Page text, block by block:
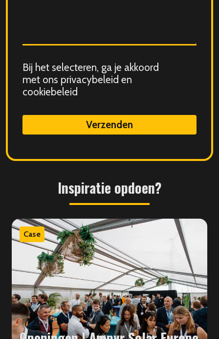
Consent
for
storing
data
Bij het selecteren, ga je akkoord
met ons privacybeleid en
cookiebeleid
Inspiratie opdoen?
Case